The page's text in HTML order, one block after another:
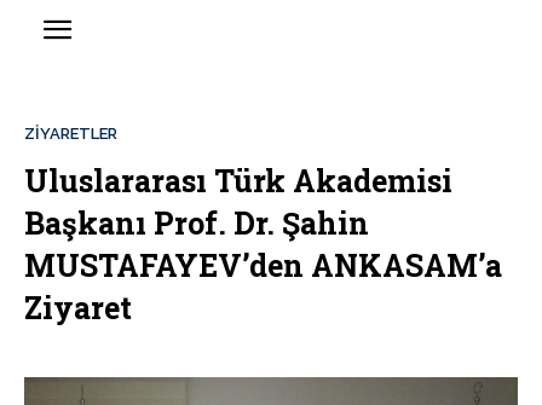
ZIYARETLER
Uluslararası Türk Akademisi
Başkanı Prof. Dr. Şahin
MUSTAFAYEV’den ANKASAM’a
Ziyaret